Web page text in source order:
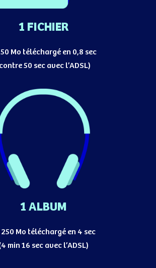
1 FICHIER
Mo téléchargé en 0,8 sec
50 sec avec l’ADSL)
1 ALBUM
250 Mo téléchargé en 4 sec
min 16 sec avec l’ADSL)